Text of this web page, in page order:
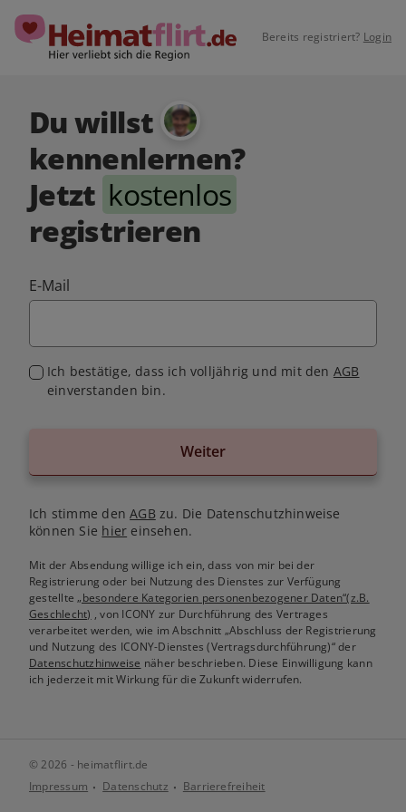
Bereits registriert? Login
Du willst
kennenlernen?
Jetzt kostenlos
registrieren
E-Mail
Ich bestätige, dass ich volljährig und mit den AGB
einverstanden bin.
Weiter
Ich stimme denAGB zu. Die Datenschutzhinweise
können Sie hier einsehen.
Mit der Absendung willige ich ein, dass von mir bei der
Registrierung oder bei Nutzung des Dienstes zur Verfügung
gestellte„besondere Kategorien personenbezogener Daten“(z.B.
Geschlecht) , von ICONY zur Durchführung des Vertrages
verarbeitet werden, wie im Abschnitt „Abschluss der Registrierung
und Nutzung des ICONY-Dienstes (Vertragsdurchführung)“ der
Datenschutzhinweise näher beschrieben. Diese Einwilligung kann
ich jederzeit mit Wirkung für die Zukunft widerrufen.
© 2026 - heimatflirt.de
Impressum
Datenschutz Barrierefreiheit